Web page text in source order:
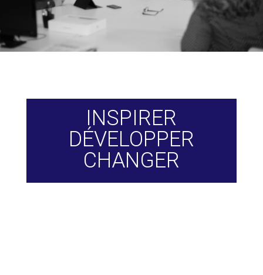
INSPIRER
DÉVELOPPER
CHANGER